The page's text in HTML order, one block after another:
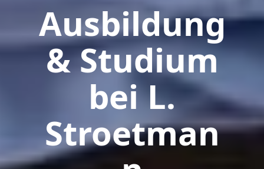
Ausbildung
& Studium
bei L.
Stroetman